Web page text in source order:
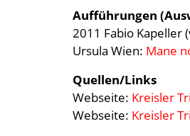
Aufführungen
2011 Fabio Kapeller
Ursula Wien: Mane
Quellen/Links
Webseite: Kreisler
Webseite: Kreisler